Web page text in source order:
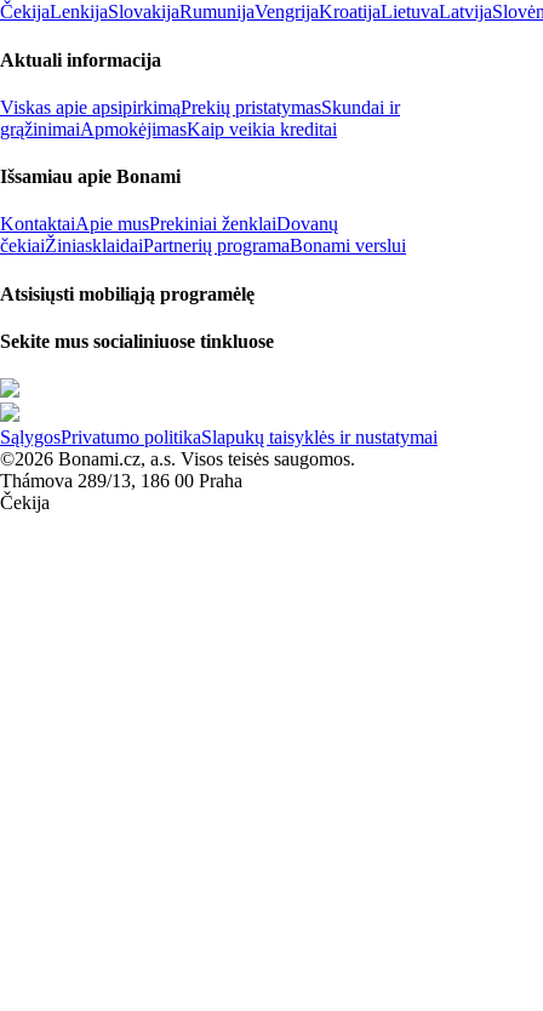
ČekijaLenkijaSlovakijaRumunijaVengrijaKroatijaLietuvaLatvija
Aktuali informacija
Viskas apie apsipirkimąPrekių pristatymasSkundai ir
grąžinimaiApmokėjimasKaip veikia kreditai
Išsamiau apie Bonami
KontaktaiApie musPrekiniai ženklaiDovanų
čekiaiŽiniasklaidaiPartnerių programaBonami verslui
Atsisiųsti mobiliąją programėlę
Sekite mus socialiniuose tinkluose
SąlygosPrivatumo politikaSlapukų taisyklės ir nustatymai
©2026 Bonami.cz, a.s. Visos teisės saugomos.
Thámova 289/13, 186 00 Praha
Čekija